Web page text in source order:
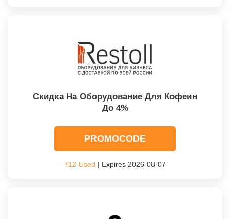
Скидка На Оборудование Для Кофеин
До 4%
PROMOCODE
712 Used | Expires 2026-08-07